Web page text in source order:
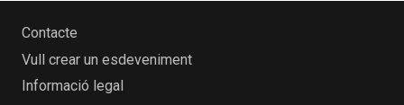
Contacte
Vull crear un esdeveniment
Informació legal